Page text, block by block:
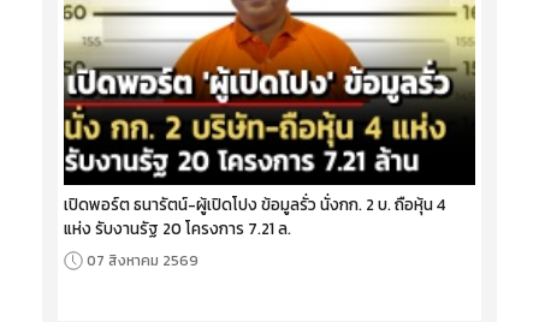
เปิดพอร์ต ธนารัตน์-ผู้เปิดโปง ข้อมูลรั่ว นั่งกก. 2 บ. ถือหุ้น 4
แห่ง รับงานรัฐ 20 โครงการ 7.21 ล.
07 สิงหาคม 2569